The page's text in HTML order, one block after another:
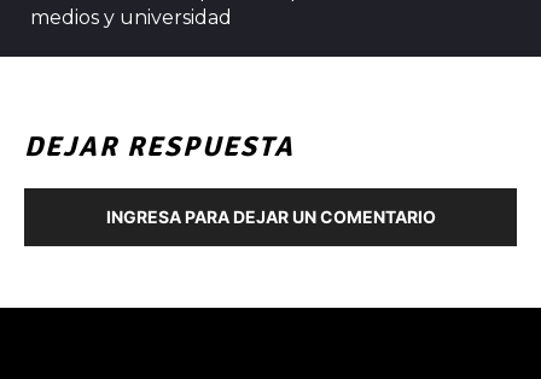
medios y universidad
DEJAR RESPUESTA
INGRESA PARA DEJAR UN COMENTARIO